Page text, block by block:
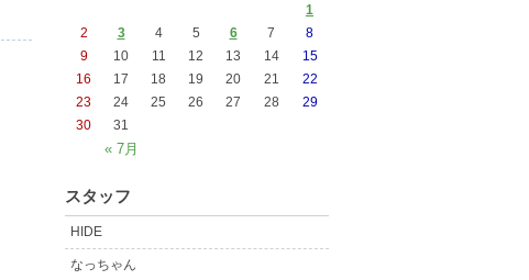
« 7月
1
2
3 4 5 6 7
8
9
10 11 12 13 14
15
16
17 18 19 20 21
22
23
24 25 26 27 28
29
30
31
スタッフ
HIDE
なっちゃん